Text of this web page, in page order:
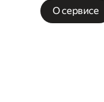
О сервисе